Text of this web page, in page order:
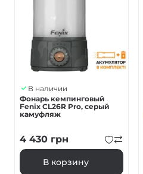
В наличии
Фонарь кемпинговый
Fenix ​​CL26R Pro, серый
камуфляж
4 430 грн
В корзину